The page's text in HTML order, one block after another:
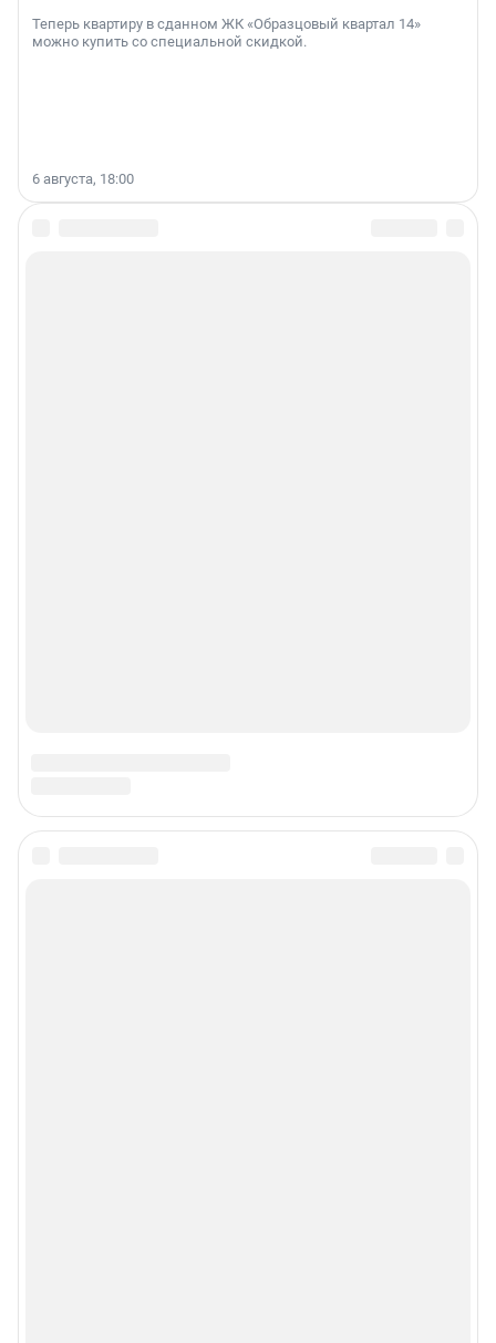
Теперь квартиру в сданном ЖК «Образцовый квартал 14»
можно купить со специальной скидкой.
6 августа, 18:00